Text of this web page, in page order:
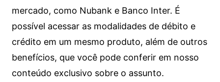
mercado, como Nubank e Banco Inter. É
possível acessar as modalidades de débito e
crédito em um mesmo produto, além de outros
benefícios, que você pode conferir em nosso
conteúdo exclusivo sobre o assunto.